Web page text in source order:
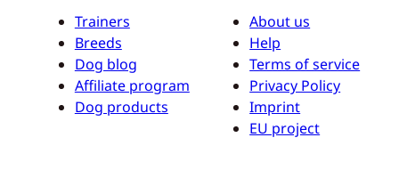
Trainers
Breeds
Dog blog
Affiliate program
Dog products
About us
Help
Terms of service
Privacy Policy
Imprint
EU project